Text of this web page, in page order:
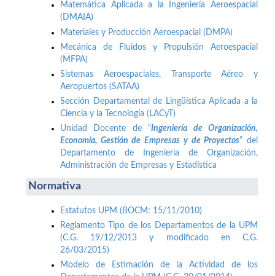
Matemática Aplicada a la Ingeniería Aeroespacial
(DMAIA)
Materiales y Producción Aeroespacial (DMPA)
Mecánica de Fluidos y Propulsión Aeroespacial
(MFPA)
Sistemas Aeroespaciales, Transporte Aéreo y
Aeropuertos (SATAA)
Sección Departamental de Lingüística Aplicada a la
Ciencia y la Tecnología (LACyT)
Unidad Docente de “Ingeniería de Organización,
Economía, Gestión de Empresas y de Proyectos” del
Departamento de Ingeniería de Organización,
Administración de Empresas y Estadística
Normativa
Estatutos UPM (BOCM: 15/11/2010)
Reglamento Tipo de los Departamentos de la UPM
(C.G. 19/12/2013 y modificado en C.G.
26/03/2015)
Modelo de Estimación de la Actividad de los